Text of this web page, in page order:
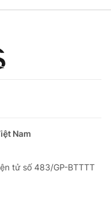
Nam
tử số 483/GP-BTTTT